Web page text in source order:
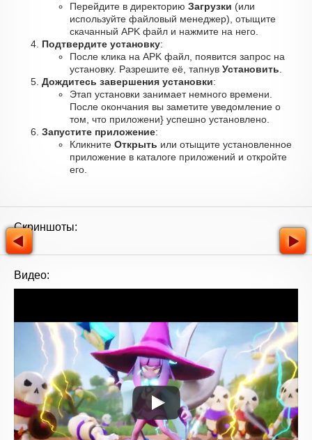
Перейдите в директорию Загрузки (или
используйте файловый менеджер), отыщите
скачанный APK файл и нажмите на него.
Подтвердите установку:
После клика на APK файл, появится запрос на
установку. Разрешите её, тапнув Установить
Дождитесь завершения установки:
Этап установки занимает немного времени.
После окончания вы заметите уведомление о
том, что приложени} успешно установлено.
Запустите приложение:
Кликните Открыть или отыщите установленное
приложение в каталоге приложений и откройте
его.
Скриншоты:
Видео: